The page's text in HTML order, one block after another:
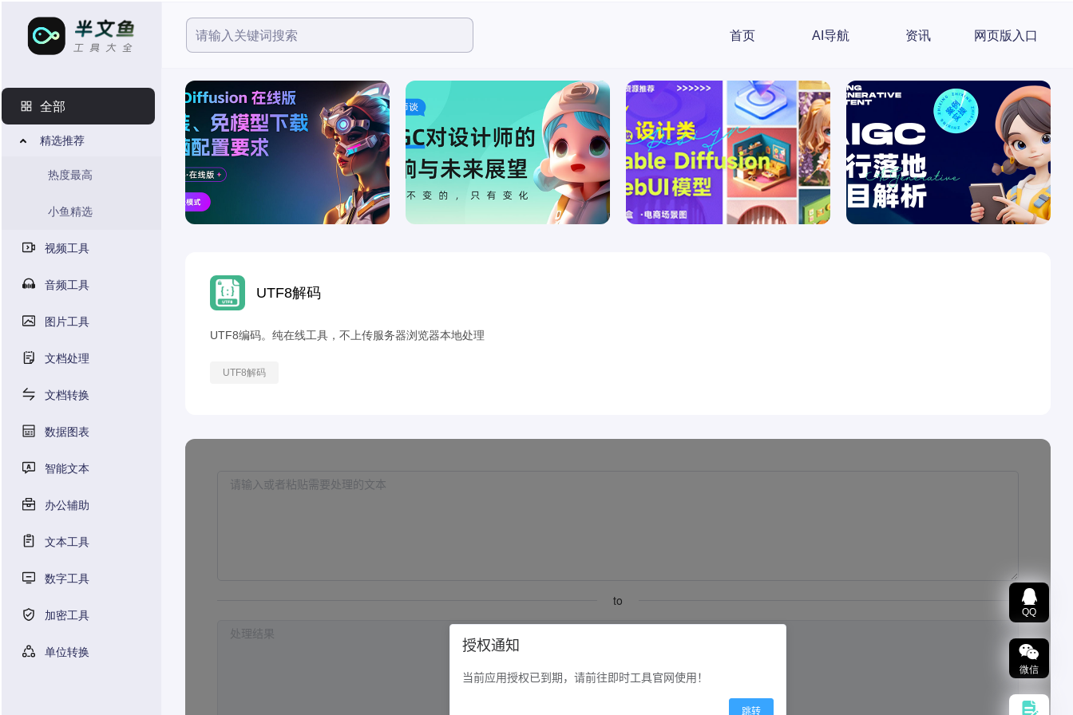
全部
精选推荐
热度最高
小鱼精选
视频工具
音频工具
图片工具
文档处理
文档转换
数据图表
智能文本
办公辅助
文本工具
数字工具
加密工具
单位转换
首页 AI导航 资讯 网页版入口
UTF8解码
UTF8编码。纯在线工具，不上传服务器浏览器本地处理
UTF8解码
QQ
微信